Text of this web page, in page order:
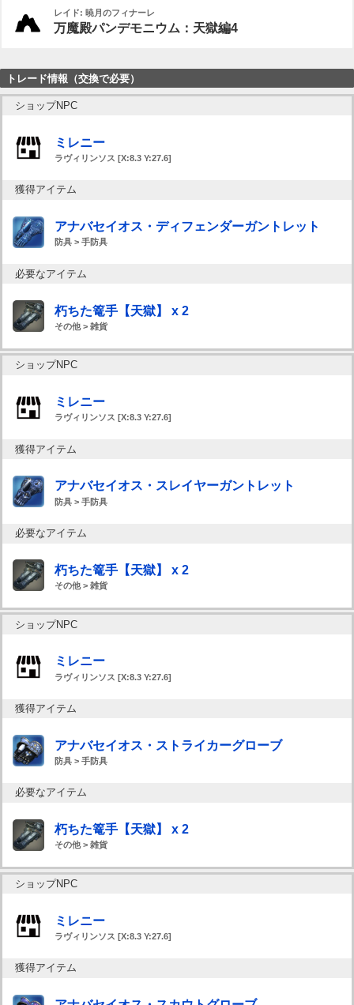
レイド: 暁月のフィナーレ
万魔殿パンデモニウム：天獄編4
トレード情報（交換で必要）
ショップNPC
ミレニー
ラヴィリンソス [X:8.3 Y:27.6]
獲得アイテム
アナバセイオス・ディフェンダーガントレット
防具 > 手防具
必要なアイテム
朽ちた篭手【天獄】 x 2
その他 > 雑貨
ショップNPC
ミレニー
ラヴィリンソス [X:8.3 Y:27.6]
獲得アイテム
アナバセイオス・スレイヤーガントレット
防具 > 手防具
必要なアイテム
朽ちた篭手【天獄】 x 2
その他 > 雑貨
ショップNPC
ミレニー
ラヴィリンソス [X:8.3 Y:27.6]
獲得アイテム
アナバセイオス・ストライカーグローブ
防具 > 手防具
必要なアイテム
朽ちた篭手【天獄】 x 2
その他 > 雑貨
ショップNPC
ミレニー
ラヴィリンソス [X:8.3 Y:27.6]
獲得アイテム